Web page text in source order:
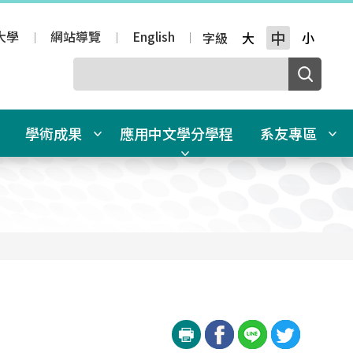
學 網站導覽 English 字級 大 中 小
學術成果 應用中文學分學程 系友專區